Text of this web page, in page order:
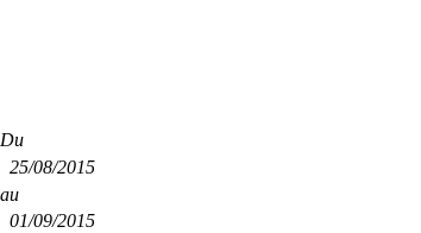
Du
25/08/2015
au
01/09/2015